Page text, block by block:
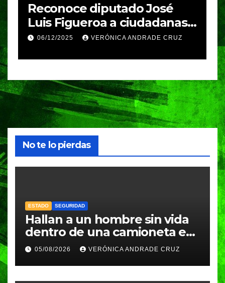
José
y
y
CRUZ
Incendio en complejo
residencial de Hong
deja 44 muertos y casi
27/11/2025 VERÓNICA ANDRADE
No te lo pierdas
ESTADO SEGURIDAD
Hallan a un hombre sin vida
dentro de una camioneta en
Tenampulco; investigan
homicidio
05/08/2026 VERÓNICA ANDRADE CRUZ